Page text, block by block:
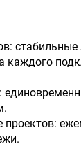
каждого
проектов: